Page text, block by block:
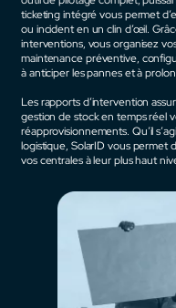
ticketing intégré vous permet
ou incident en un clin d’œil.
interventions, vous organisez
maintenance préventive,
à anticiper les pannes et à
Les rapports d’intervention
gestion de stock en temps réel
réapprovisionnements. Qu’il
logistique, SolarID vous permet
vos centrales à leur plus haut